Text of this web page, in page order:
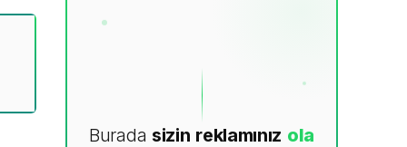
Burada sizin reklamınız ola